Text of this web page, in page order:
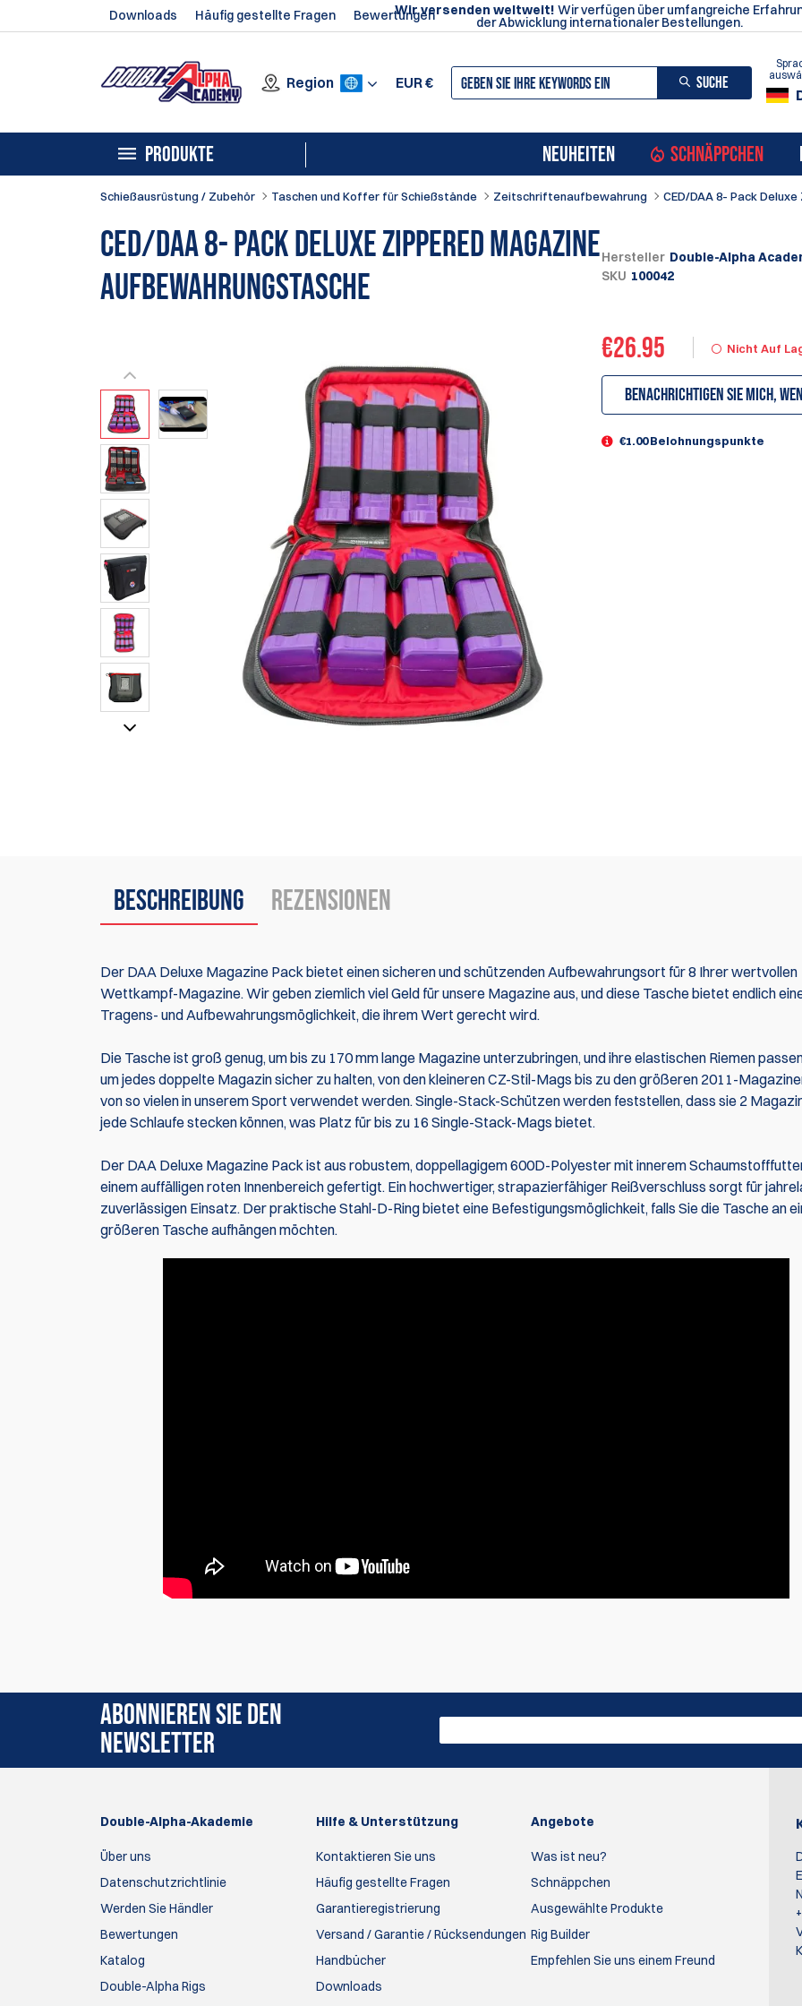
Downloads Häufig gestellte Fragen BewertungenWir versenden weltweit! Wir verfügen über umfangreiche
der Abwicklung internationaler Bestellungen.
Region EUR€ SUCHE
PRODUKTE NEUHEITEN SCHNÄPPCHEN
Schießausrüstung / Zubehör Taschen und Koffer für Schießstände Zeitschriftenaufbewahrung CED/DAA 8- Pack
CED/DAA 8- Pack Deluxe Zippered Magazine
Aufbewahrungstasche
Hersteller Double-Alpha
SKU 100042
€26.95 Nicht Auf
Benachrichtigen Sie mich,
€1.00 Belohnungspunkte
Beschreibung Rezensionen
Der DAA Deluxe Magazine Pack bietet einen sicheren und schützenden Aufbewahrungsort für 8 Ihrer wertvollen
Wettkampf-Magazine. Wir geben ziemlich viel Geld für unsere Magazine aus, und diese Tasche bietet endlich
Tragens- und Aufbewahrungsmöglichkeit, die ihrem Wert gerecht wird.
Die Tasche ist groß genug, um bis zu 170 mm lange Magazine unterzubringen, und ihre elastischen Riemen
um jedes doppelte Magazin sicher zu halten, von den kleineren CZ-Stil-Mags bis zu den größeren 2011-
von so vielen in unserem Sport verwendet werden. Single-Stack-Schützen werden feststellen, dass sie 2
jede Schlaufe stecken können, was Platz für bis zu 16 Single-Stack-Mags bietet.
Der DAA Deluxe Magazine Pack ist aus robustem, doppellagigem 600D-Polyester mit innerem
einem auffälligen roten Innenbereich gefertigt. Ein hochwertiger, strapazierfähiger Reißverschluss sorgt für
zuverlässigen Einsatz. Der praktische Stahl-D-Ring bietet eine Befestigungsmöglichkeit, falls Sie die Tasche an
größeren Tasche aufhängen möchten.
ABONNIEREN SIE DEN
NEWSLETTER
Double-Alpha-Akademie
Über uns
Datenschutzrichtlinie
Werden Sie Händler
Bewertungen
Katalog
Double-Alpha Rigs
Hilfe & Unterstützung
Kontaktieren Sie uns
Häufig gestellte Fragen
Garantieregistrierung
Versand / Garantie / Rücksendungen
Handbücher
Downloads
Angebote
Was ist neu?
Schnäppchen
Ausgewählte Produkte
Rig Builder
Empfehlen Sie uns einem Freund